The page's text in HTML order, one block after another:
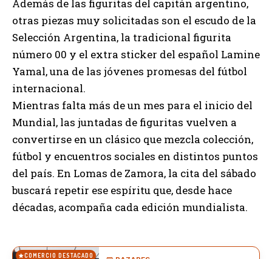
Además de las figuritas del capitán argentino,
otras piezas muy solicitadas son el escudo de la
Selección Argentina, la tradicional figurita
número 00 y el extra sticker del español Lamine
Yamal, una de las jóvenes promesas del fútbol
internacional.
Mientras falta más de un mes para el inicio del
Mundial, las juntadas de figuritas vuelven a
convertirse en un clásico que mezcla colección,
fútbol y encuentros sociales en distintos puntos
del país. En Lomas de Zamora, la cita del sábado
buscará repetir ese espíritu que, desde hace
décadas, acompaña cada edición mundialista.
COMERCIO DESTACADO